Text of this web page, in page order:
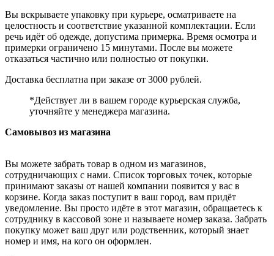
Вы вскрываете упаковку при курьере, осматриваете на
целостность и соответствие указанной комплектации. Если
речь идёт об одежде, допустима примерка. Время осмотра и
примерки ограничено 15 минутами. После вы можете
отказаться частично или полностью от покупки.
Доставка бесплатна при заказе от 3000 рублей.
*Действует ли в вашем городе курьерская служба,
уточняйте у менеджера магазина.
Самовывоз из магазина
Вы можете забрать товар в одном из магазинов,
сотрудничающих с нами. Список торговых точек, которые
принимают заказы от нашей компании появится у вас в
корзине. Когда заказ поступит в ваш город, вам придёт
уведомление. Вы просто идёте в этот магазин, обращаетесь к
сотруднику в кассовой зоне и называете номер заказа. Забрать
покупку может ваш друг или родственник, который знает
номер и имя, на кого он оформлен.